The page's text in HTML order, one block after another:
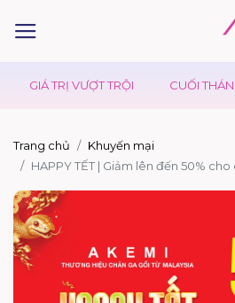
GIÁ TRỊ VƯỢT TRỘI CUỐI
Trang chủ
Khuyến mại
HAPPY TẾT | Giảm lên đến 50%